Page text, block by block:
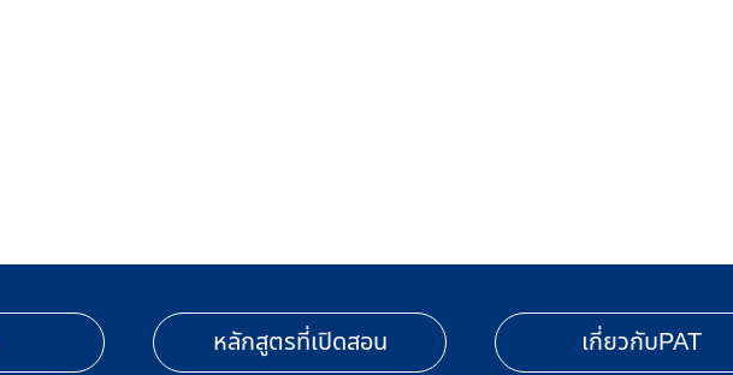
หลักสูตรที่เปิดสอน เกี่ยวกับPAT